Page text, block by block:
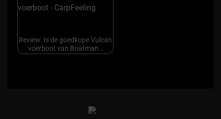
Review: Is de goedkope Vulcan
voerboot van Boatman…